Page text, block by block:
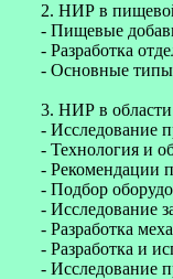
2. НИР в
- Пищевые
- Разработка
- Основные типы
3. НИР в области
- Исследование
- Технология и
- Рекомендации
- Подбор
- Исследование
- Разработка
- Разработка и
- Исследование